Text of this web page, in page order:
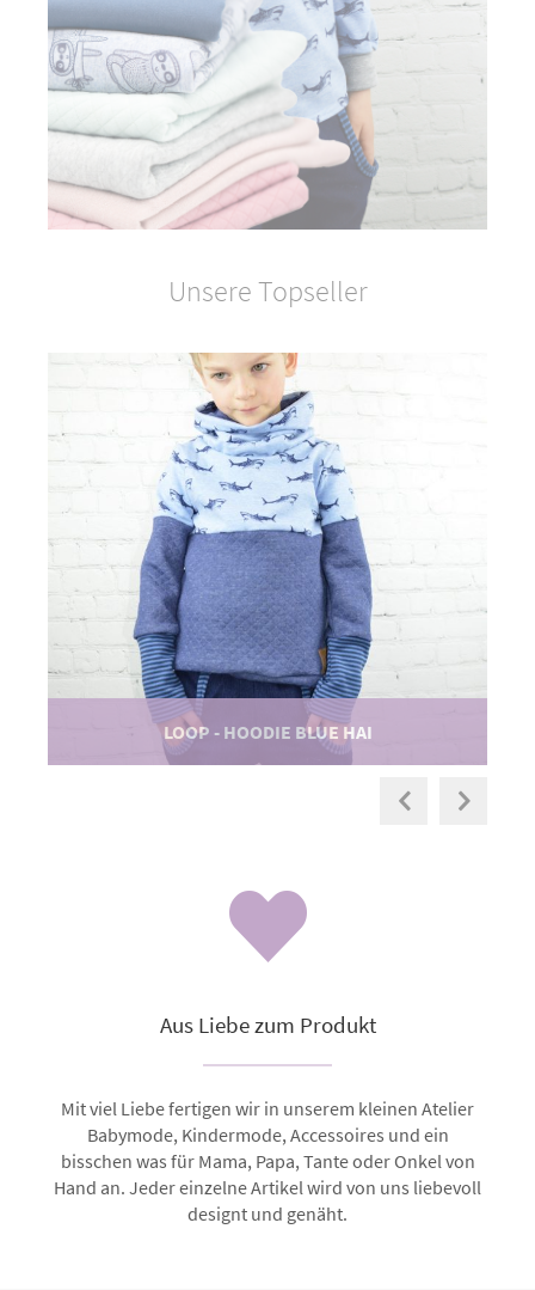
Unsere Topseller
LOOP - HOODIE BLUE HAI
Aus Liebe zum Produkt
Mit viel Liebe fertigen wir in unserem kleinen Atelier
Babymode, Kindermode, Accessoires und ein
bisschen was für Mama, Papa, Tante oder Onkel von
Hand an. Jeder einzelne Artikel wird von uns liebevoll
designt und genäht.